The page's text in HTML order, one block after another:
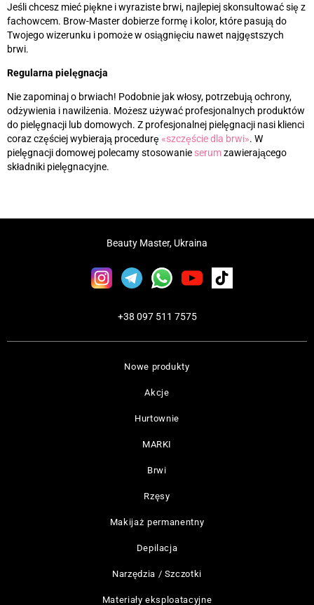
Jeśli chcesz mieć piękne i wyraziste brwi, najlepiej skonsultować się z
fachowcem. Brow-Master dobierze formę i kolor, które pasują do
Twojego wizerunku i pomoże w osiągnięciu nawet najgęstszych
brwi.
Regularna pielęgnacja
Nie zapominaj o brwiach! Podobnie jak włosy, potrzebują ochrony,
odżywienia i nawilżenia. Możesz używać profesjonalnych produktów
do pielęgnacji lub domowych. Z profesjonalnej pielęgnacji nasi klienci
coraz częściej wybierają procedurę«‎szczęście dla brwi»‎. W
pielęgnacji domowej polecamy stosowanie serumzawierającego
składniki pielęgnacyjne.
Nowe produkty
Akcje
Hurtownie
MARKI
Brwi
Rzęsy
Makijaż permanentny
Depilacja
Narzędzia / Szczotki
Materiały eksploatacyjne
Beauty Master, Ukraina
+38 097 511 7575